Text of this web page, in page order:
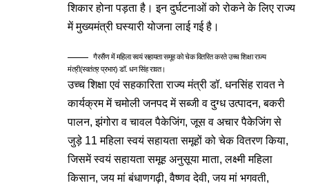
शिकार होना पड़ता है। इन दुर्घटनाओं को रोकने के लिए राज्य
में मुख्यमंत्री घस्यारी योजना लाई गई है।
गैरसैंण में महिला स्वयं सहायता समूह को चेक वितरित करते उच्च शिक्षा राज्य
मंत्री(स्वतंत्र प्रभार) डॉ. धन सिंह रावत।
उच्च शिक्षा एवं सहकारिता राज्य मंत्री डॉ. धनसिंह रावत ने
कार्यक्रम में चमोली जनपद में सब्जी व दुग्ध उत्पादन, बकरी
पालन, झंगोरा व चावल पैकेजिंग, जूस व अचार पैकेजिंग से
जुड़े 11 महिला स्वयं सहायता समूहों को चेक वितरण किया,
जिसमें स्वयं सहायता समूह अनुसूया माता, लक्ष्मी महिला
किसान, जय मां बंधाणगढ़ी, वैष्णव देवी, जय मां भगवती,